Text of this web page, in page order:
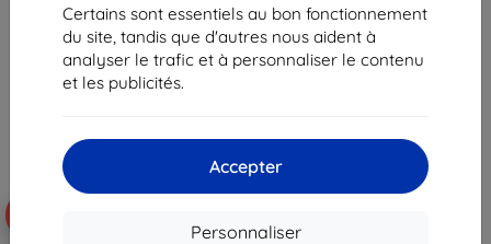
Certains sont essentiels au bon fonctionnement
du site, tandis que d'autres nous aident à
analyser le trafic et à personnaliser le contenu
et les publicités.
Accepter
Personnaliser
Samsung Galaxy S24
17,90 €
16,12 €
En stock > 5 pièces
Samsung Galaxy S24/S25
16,90 €
15,20 €